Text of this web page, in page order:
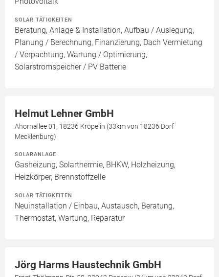
SOLAR TÄTIGKEITEN
Beratung, Anlage & Installation, Aufbau / Auslegung,
Planung / Berechnung, Finanzierung, Dach Vermietung
/ Verpachtung, Wartung / Optimierung,
Solarstromspeicher / PV Batterie
Helmut Lehner GmbH
Ahornallee 01, 18236 Kröpelin (33km von 18236 Dorf
Mecklenburg)
SOLARANLAGE
Gasheizung, Solarthermie, BHKW, Holzheizung,
Heizkörper, Brennstoffzelle
SOLAR TÄTIGKEITEN
Neuinstallation / Einbau, Austausch, Beratung,
Thermostat, Wartung, Reparatur
Jörg Harms Haustechnik GmbH